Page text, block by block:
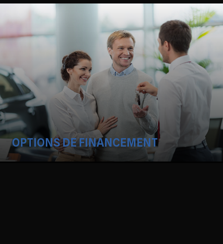
OPTIONS DE FINANCEMENT